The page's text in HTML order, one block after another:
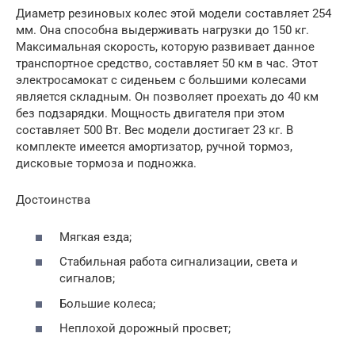
Диаметр резиновых колес этой модели составляет 254
мм. Она способна выдерживать нагрузки до 150 кг.
Максимальная скорость, которую развивает данное
транспортное средство, составляет 50 км в час. Этот
электросамокат с сиденьем с большими колесами
является складным. Он позволяет проехать до 40 км
без подзарядки. Мощность двигателя при этом
составляет 500 Вт. Вес модели достигает 23 кг. В
комплекте имеется амортизатор, ручной тормоз,
дисковые тормоза и подножка.
Достоинства
Мягкая езда;
Стабильная работа сигнализации, света и
сигналов;
Большие колеса;
Неплохой дорожный просвет;